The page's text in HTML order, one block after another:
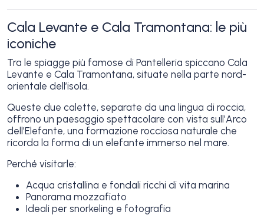
Cala Levante e Cala Tramontana: le più
iconiche
Tra le spiagge più famose di Pantelleria spiccano Cala
Levante e Cala Tramontana, situate nella parte nord-
orientale dell’isola.
Queste due calette, separate da una lingua di roccia,
offrono un paesaggio spettacolare con vista sull’Arco
dell’Elefante, una formazione rocciosa naturale che
ricorda la forma di un elefante immerso nel mare.
Perché visitarle:
Acqua cristallina e fondali ricchi di vita marina
Panorama mozzafiato
Ideali per snorkeling e fotografia